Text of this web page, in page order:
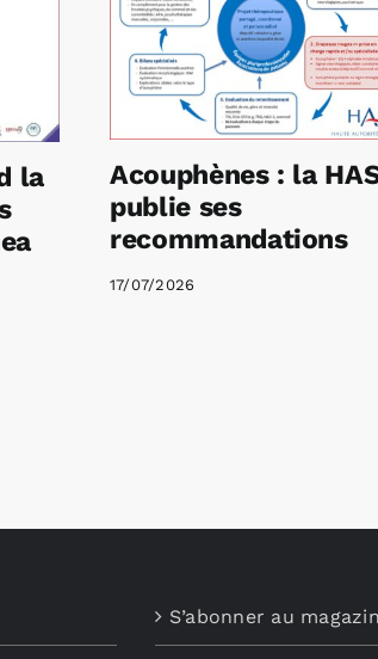
la
Acouphènes : la
publie ses
recommandations
17/07/2026
S’abonner au